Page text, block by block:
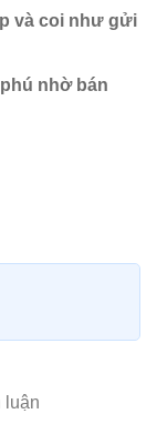
và coi như gửi
nhờ bán